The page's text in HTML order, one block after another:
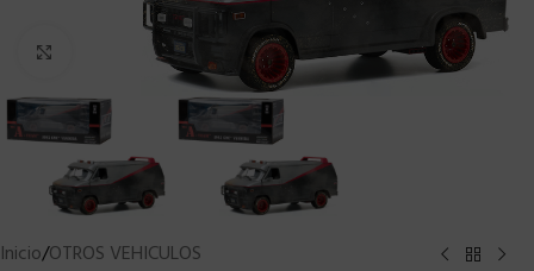
Clic para ampliar
Inicio/OTROS VEHICULOS